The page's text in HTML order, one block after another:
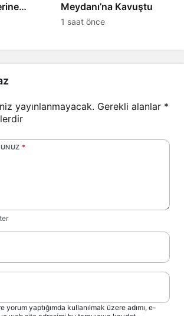
Meydanı’na Kavuştu
1 saat önce
yayınlanmayacak. Gerekli alanlar *
*
yorum yaptığımda kullanılmak üzere adımı, e-